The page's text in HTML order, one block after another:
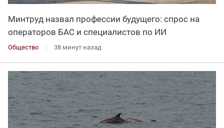
Минтруд назвал профессии будущего: спрос на
операторов БАС и специалистов по ИИ
Общество 38 минут назад